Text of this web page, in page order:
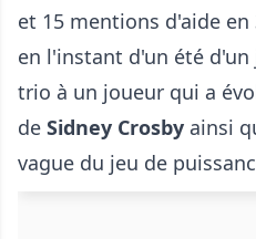
et 15 mentions d'aide
en l'instant d'un été
trio à un joueur qui a
de Sidney Crosby ainsi
vague du jeu de